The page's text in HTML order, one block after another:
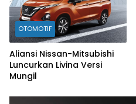
OTOMOTIF
Aliansi Nissan-Mitsubishi
Luncurkan Livina Versi
Mungil